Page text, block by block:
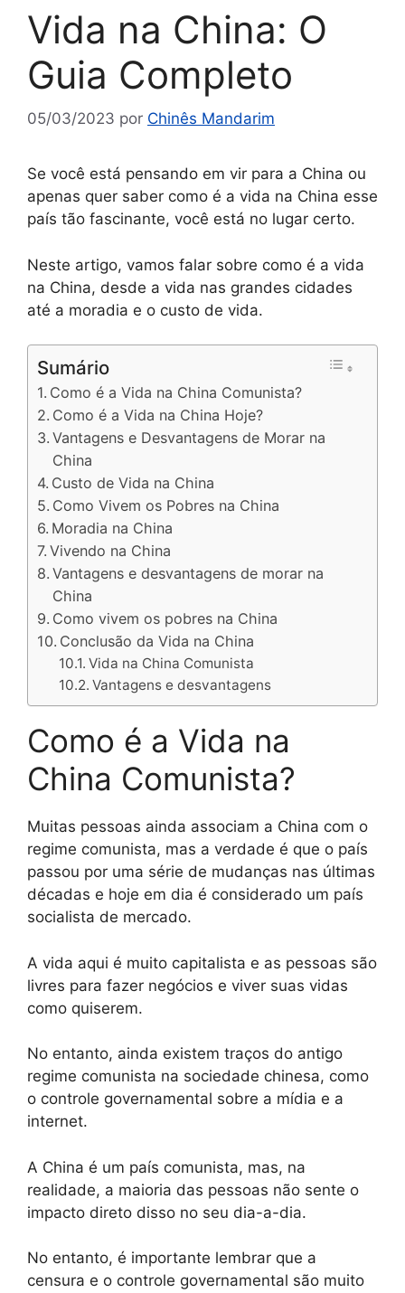
Vida na China: O
Guia Completo
05/03/2023 por Chinês Mandarim
Se você está pensando em vir para a China ou
apenas quer saber como é a vida na China esse
país tão fascinante, você está no lugar certo.
Neste artigo, vamos falar sobre como é a vida
na China, desde a vida nas grandes cidades
até a moradia e o custo de vida.
Sumário
Como é a Vida na China Comunista?
Como é a Vida na China Hoje?
Vantagens e Desvantagens de Morar na
China
Custo de Vida na China
Como Vivem os Pobres na China
Moradia na China
Vivendo na China
Vantagens e desvantagens de morar na
China
Como vivem os pobres na China
Conclusão da Vida na China
Vida na China Comunista
Vantagens e desvantagens
Como é a Vida na
China Comunista?
Muitas pessoas ainda associam a China com o
regime comunista, mas a verdade é que o país
passou por uma série de mudanças nas últimas
décadas e hoje em dia é considerado um país
socialista de mercado.
A vida aqui é muito capitalista e as pessoas são
livres para fazer negócios e viver suas vidas
como quiserem.
No entanto, ainda existem traços do antigo
regime comunista na sociedade chinesa, como
o controle governamental sobre a mídia e a
internet.
A China é um país comunista, mas, na
realidade, a maioria das pessoas não sente o
impacto direto disso no seu dia-a-dia.
No entanto, é importante lembrar que a
censura e o controle governamental são muito